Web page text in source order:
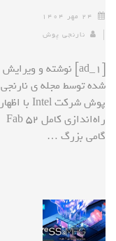
۲۴ مهر ۱۴۰۴
نارنجی پوش
[ad_1] نوشته و ویرایش
شده توسط مجله ی نارنجی
پوش شرکت Intel با اظهار
راه‌اندازی کامل Fab 52
گامی بزرگ …